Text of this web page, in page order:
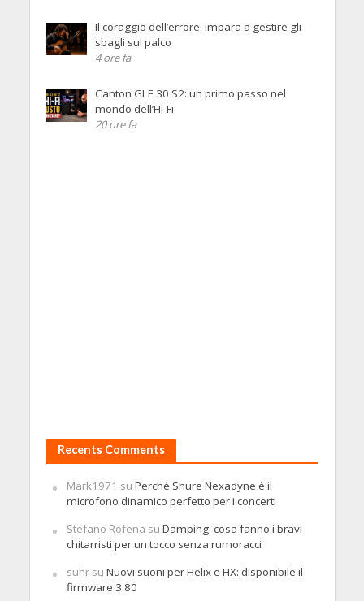
Il coraggio dell’errore: impara a gestire gli
sbagli sul palco
4 ore fa
Canton GLE 30 S2: un primo passo nel
mondo dell’Hi-Fi
20 ore fa
Recents Comments
Mark1971 su Perché Shure Nexadyne è il
microfono dinamico perfetto per i concerti
Stefano Rofena su Damping: cosa fanno i bravi
chitarristi per un tocco senza rumoracci
suhrsu Nuovi suoni per Helix e HX: disponibile il
firmware 3.80